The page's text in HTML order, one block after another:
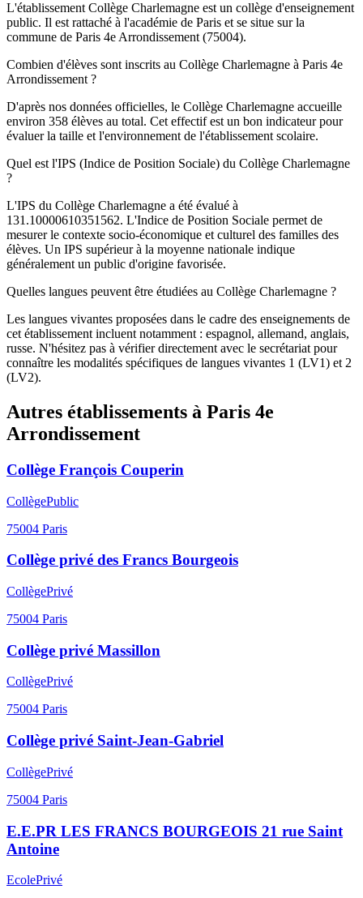
L'établissement Collège Charlemagne est un collège d'enseignement
public. Il est rattaché à l'académie de Paris et se situe sur la
commune de Paris 4e Arrondissement (75004).
Combien d'élèves sont inscrits au Collège Charlemagne à Paris 4e
Arrondissement ?
D'après nos données officielles, le Collège Charlemagne accueille
environ 358 élèves au total. Cet effectif est un bon indicateur pour
évaluer la taille et l'environnement de l'établissement scolaire.
Quel est l'IPS (Indice de Position Sociale) du Collège Charlemagne
?
L'IPS du Collège Charlemagne a été évalué à
131.10000610351562. L'Indice de Position Sociale permet de
mesurer le contexte socio-économique et culturel des familles des
élèves. Un IPS supérieur à la moyenne nationale indique
généralement un public d'origine favorisée.
Quelles langues peuvent être étudiées au Collège Charlemagne ?
Les langues vivantes proposées dans le cadre des enseignements de
cet établissement incluent notamment : espagnol, allemand, anglais,
russe. N'hésitez pas à vérifier directement avec le secrétariat pour
connaître les modalités spécifiques de langues vivantes 1 (LV1) et 2
(LV2).
Autres établissements à Paris 4e
Arrondissement
Collège François Couperin
CollègePublic
75004 Paris
Collège privé des Francs Bourgeois
CollègePrivé
75004 Paris
Collège privé Massillon
CollègePrivé
75004 Paris
Collège privé Saint-Jean-Gabriel
CollègePrivé
75004 Paris
E.E.PR LES FRANCS BOURGEOIS 21 rue Saint
Antoine
EcolePrivé